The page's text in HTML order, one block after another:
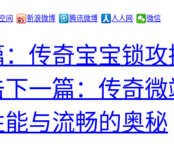
间 新浪微博 腾讯微博 人人网 微信
：传奇宝宝锁
下一篇：传奇
与流畅的奥秘